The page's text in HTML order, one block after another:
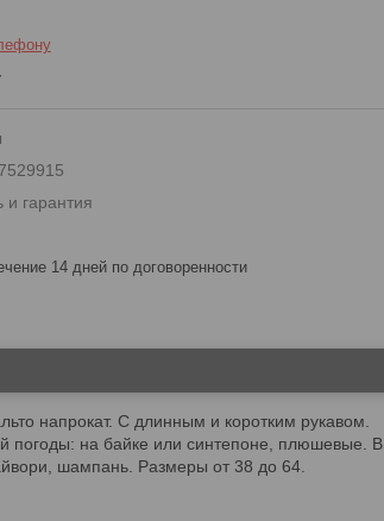
и гарантия
14 дней по договоренности
напрокат. С длинным и коротким рукавом.
погоды: на байке или синтепоне, плюшевые. В
шампань. Размеры от 38 до 64.